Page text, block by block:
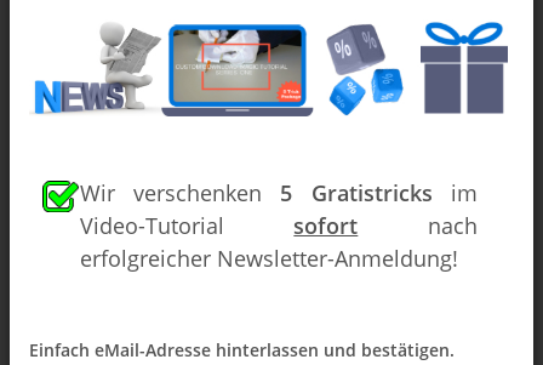
Wir verschenken 5 Gratistricks im
Video-Tutorial sofort nach
erfolgreicher Newsletter-Anmeldung!
Einfach eMail-Adresse hinterlassen und bestätigen.